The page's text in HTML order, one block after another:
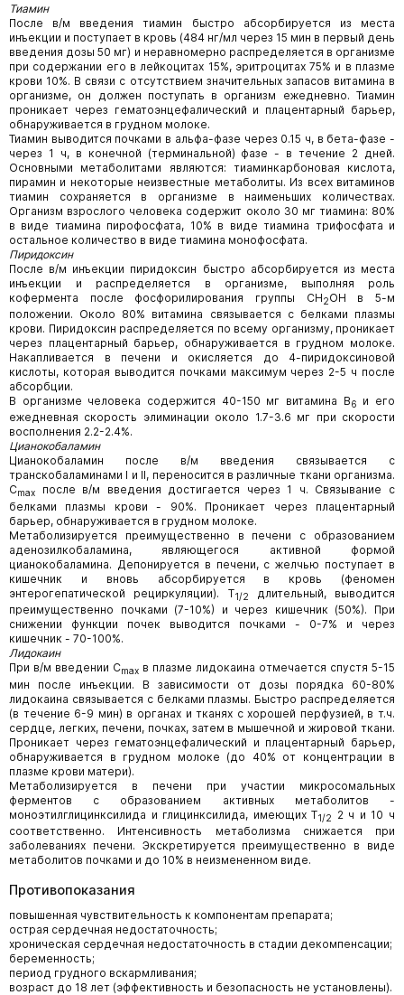
Тиамин
После в/м введения тиамин быстро абсорбируется из места
инъекции и поступает в кровь (484 нг/мл через 15 мин в первый день
введения дозы 50 мг) и неравномерно распределяется в организме
при содержании его в лейкоцитах 15%, эритроцитах 75% и в плазме
крови 10%. В связи с отсутствием значительных запасов витамина в
организме, он должен поступать в организм ежедневно. Тиамин
проникает через гематоэнцефалический и плацентарный барьер,
обнаруживается в грудном молоке.
Тиамин выводится почками в альфа-фазе через 0.15 ч, в бета-фазе -
через 1 ч, в конечной (терминальной) фазе - в течение 2 дней.
Основными метаболитами являются: тиаминкарбоновая кислота,
пирамин и некоторые неизвестные метаболиты. Из всех витаминов
тиамин сохраняется в организме в наименьших количествах.
Организм взрослого человека содержит около 30 мг тиамина: 80%
в виде тиамина пирофосфата, 10% в виде тиамина трифосфата и
остальное количество в виде тиамина монофосфата.
Пиридоксин
После в/м инъекции пиридоксин быстро абсорбируется из места
инъекции и распределяется в организме, выполняя роль
кофермента после фосфорилирования группы СН2ОН в 5-м
положении. Около 80% витамина связывается с белками плазмы
крови. Пиридоксин распределяется по всему организму, проникает
через плацентарный барьер, обнаруживается в грудном молоке.
Накапливается в печени и окисляется до 4-пиридоксиновой
кислоты, которая выводится почками максимум через 2-5 ч после
абсорбции.
В организме человека содержится 40-150 мг витамина В6
и его
ежедневная скорость элиминации около 1.7-3.6 мг при скорости
восполнения 2.2-2.4%.
Цианокобаламин
Цианокобаламин после в/м введения связывается с
транскобаламинами I и II, переносится в различные ткани организма.
Cmax
после в/м введения достигается через 1 ч. Связывание с
белками плазмы крови - 90%. Проникает через плацентарный
барьер, обнаруживается в грудном молоке.
Метаболизируется преимущественно в печени с образованием
аденозилкобаламина, являющегося активной формой
цианокобаламина. Депонируется в печени, с желчью поступает в
кишечник и вновь абсорбируется в кровь (феномен
энтерогепатической рециркуляции). Т1/2
длительный, выводится
преимущественно почками (7-10%) и через кишечник (50%). При
снижении функции почек выводится почками - 0-7% и через
кишечник - 70-100%.
Лидокаин
При в/м введении Cmax в плазме лидокаина отмечается спустя 5-15
мин после инъекции. В зависимости от дозы порядка 60-80%
лидокаина связывается с белками плазмы. Быстро распределяется
(в течение 6-9 мин) в органах и тканях с хорошей перфузией, в т.ч.
сердце, легких, печени, почках, затем в мышечной и жировой ткани.
Проникает через гематоэнцефалический и плацентарный барьер,
обнаруживается в грудном молоке (до 40% от концентрации в
плазме крови матери).
Метаболизируется в печени при участии микросомальных
ферментов с образованием активных метаболитов -
моноэтилглицинксилида и глицинксилида, имеющих Т1/2
2 ч и 10 ч
соответственно. Интенсивность метаболизма снижается при
заболеваниях печени. Экскретируется преимущественно в виде
метаболитов почками и до 10% в неизмененном виде.
Противопоказания
повышенная чувствительность к компонентам препарата;
острая сердечная недостаточность;
хроническая сердечная недостаточность в стадии декомпенсации;
беременность;
период грудного вскармливания;
возраст до 18 лет (эффективность и безопасность не установлены).